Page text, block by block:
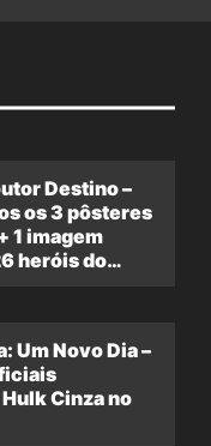
Destino –
os 3 pôsteres
1 imagem
heróis do
Um Novo Dia –
Cinza no